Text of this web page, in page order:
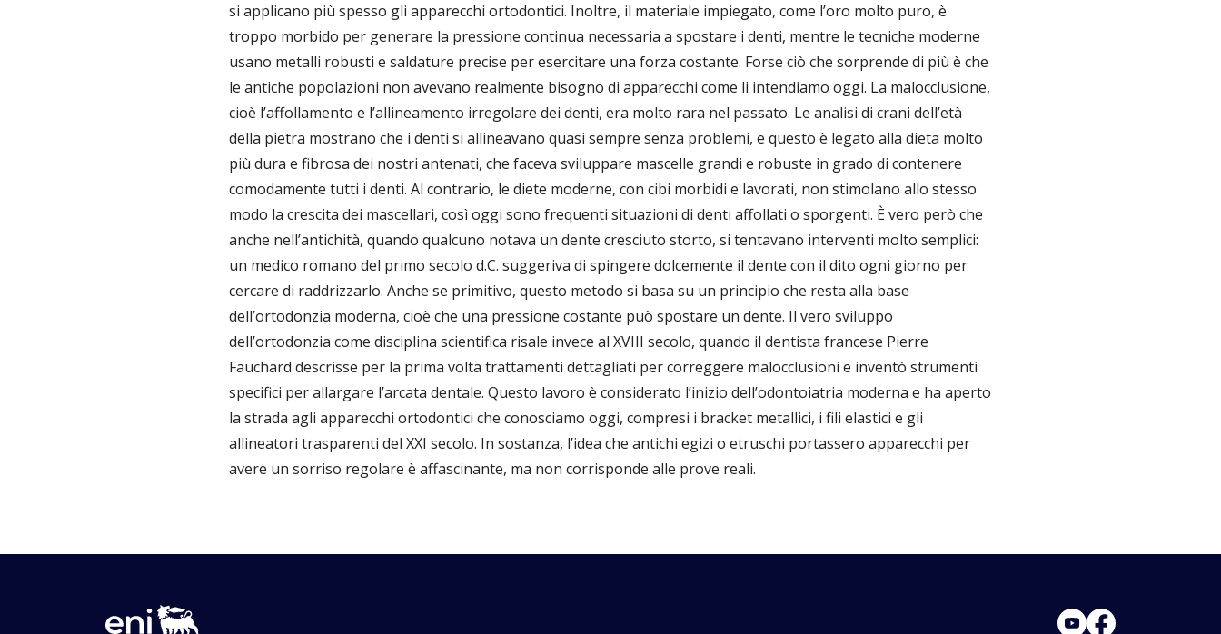
si applicano più spesso gli apparecchi ortodontici. Inoltre, il materiale impiegato, come l’oro molto puro, è
troppo morbido per generare la pressione continua necessaria a spostare i denti, mentre le tecniche moderne
usano metalli robusti e saldature precise per esercitare una forza costante. Forse ciò che sorprende di più è che
le antiche popolazioni non avevano realmente bisogno di apparecchi come li intendiamo oggi. La malocclusione,
cioè l’affollamento e l’allineamento irregolare dei denti, era molto rara nel passato. Le analisi di crani dell’età
della pietra mostrano che i denti si allineavano quasi sempre senza problemi, e questo è legato alla dieta molto
più dura e fibrosa dei nostri antenati, che faceva sviluppare mascelle grandi e robuste in grado di contenere
comodamente tutti i denti. Al contrario, le diete moderne, con cibi morbidi e lavorati, non stimolano allo stesso
modo la crescita dei mascellari, così oggi sono frequenti situazioni di denti affollati o sporgenti. È vero però che
anche nell’antichità, quando qualcuno notava un dente cresciuto storto, si tentavano interventi molto semplici:
un medico romano del primo secolo d.C. suggeriva di spingere dolcemente il dente con il dito ogni giorno per
cercare di raddrizzarlo. Anche se primitivo, questo metodo si basa su un principio che resta alla base
dell’ortodonzia moderna, cioè che una pressione costante può spostare un dente. Il vero sviluppo
dell’ortodonzia come disciplina scientifica risale invece al XVIII secolo, quando il dentista francese Pierre
Fauchard descrisse per la prima volta trattamenti dettagliati per correggere malocclusioni e inventò strumenti
specifici per allargare l’arcata dentale. Questo lavoro è considerato l’inizio dell’odontoiatria moderna e ha aperto
la strada agli apparecchi ortodontici che conosciamo oggi, compresi i bracket metallici, i fili elastici e gli
allineatori trasparenti del XXI secolo. In sostanza, l’idea che antichi egizi o etruschi portassero apparecchi per
avere un sorriso regolare è affascinante, ma non corrisponde alle prove reali.